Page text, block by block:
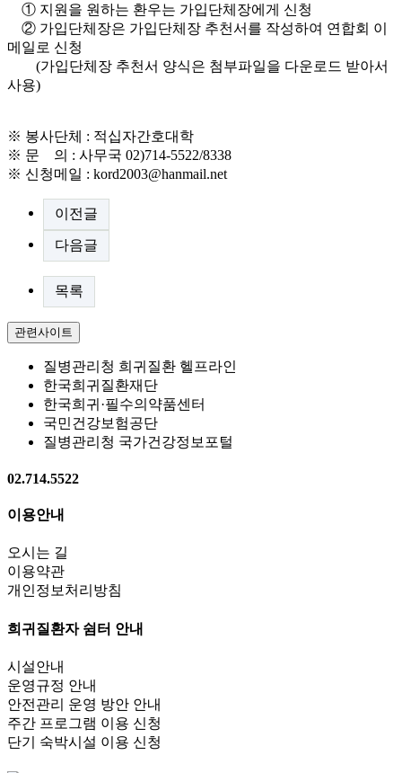
① 지원을 원하는 환우는 가입단체장에게 신청
② 가입단체장은 가입단체장 추천서를 작성하여 연합회 이
메일로 신청
(가입단체장 추천서 양식은 첨부파일을 다운로드 받아서
사용)
※ 봉사단체 : 적십자간호대학
※ 문 의 : 사무국 02)714-5522/8338
※ 신청메일 : kord2003@hanmail.net
이전글
다음글
목록
관련사이트
질병관리청 희귀질환 헬프라인
한국희귀질환재단
한국희귀·필수의약품센터
국민건강보험공단
질병관리청 국가건강정보포털
02.714.5522
이용안내
오시는 길
이용약관
개인정보처리방침
희귀질환자 쉼터 안내
시설안내
운영규정 안내
안전관리 운영 방안 안내
주간 프로그램 이용 신청
단기 숙박시설 이용 신청